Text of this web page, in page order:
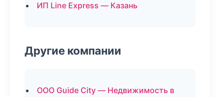
ИП Line Express — Казань
Другие компании
ООО Guide City — Недвижимость в